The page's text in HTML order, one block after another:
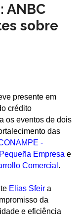
ANBC
sobre
presente em
crédito
os eventos de dois
das
-
Empresa e
Comercial .
Elias Sfeir a
da
e eficiência